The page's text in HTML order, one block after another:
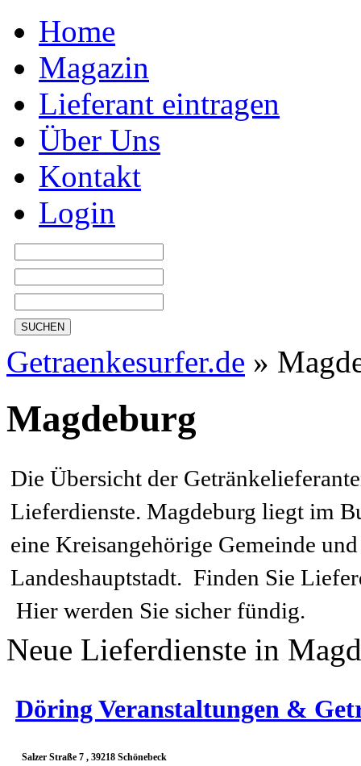
Home
Magazin
Lieferant eintragen
Über Uns
Kontakt
Login
SUCHEN
Getraenkesurfer.de »
Magdeburg
Die Übersicht der
Lieferdienste. Magdeburg liegt im
eine Kreisangehörige Gemeinde
Landeshauptstadt. Finden Sie
Hier werden Sie sicher fündig.
Neue Lieferdienste in
Döring Veranstaltungen &
Salzer Straße 7 , 39218 Schönebeck